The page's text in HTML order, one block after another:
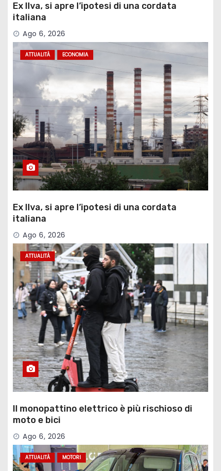
Ex Ilva, si apre l’ipotesi di una cordata
italiana
Ago 6, 2026
ATTUALITÀ ECONOMIA
Ex Ilva, si apre l’ipotesi di una cordata
italiana
Ago 6, 2026
ATTUALITÀ
Il monopattino elettrico è più rischioso di
moto e bici
Ago 6, 2026
ATTUALITÀ MOTORI